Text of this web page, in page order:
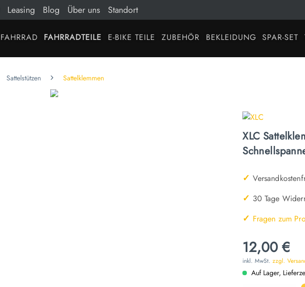
Leasing Blog Über uns Standort
FAHRRAD FAHRRADTEILE E-BIKE TEILE ZUBEHÖR BEKLEIDUNG SPAR-SET
Sattelstützen Sattelklemmen
XLC
✓
✓ 30 Tage
✓ Fragen zum
12,00 €
inkl. MwSt.zzgl.
Auf Lager,